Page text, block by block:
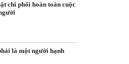
chi phối hoàn toàn cuộc
là một người hạnh